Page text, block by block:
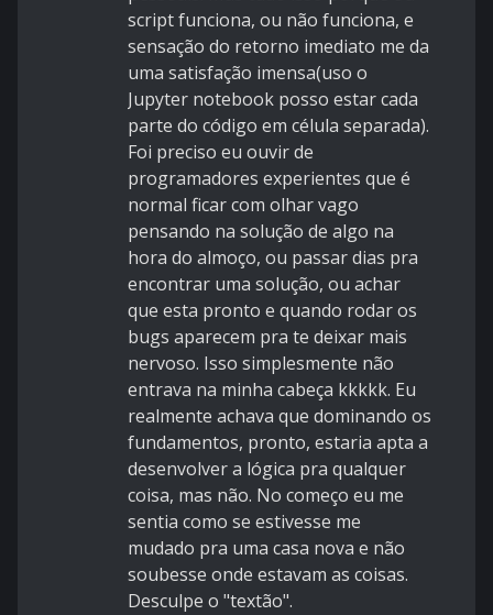
script funciona, ou não funciona, e
sensação do retorno imediato me da
uma satisfação imensa(uso o
Jupyter notebook posso estar cada
parte do código em célula separada).
Foi preciso eu ouvir de
programadores experientes que é
normal ficar com olhar vago
pensando na solução de algo na
hora do almoço, ou passar dias pra
encontrar uma solução, ou achar
que esta pronto e quando rodar os
bugs aparecem pra te deixar mais
nervoso. Isso simplesmente não
entrava na minha cabeça kkkkk. Eu
realmente achava que dominando os
fundamentos, pronto, estaria apta a
desenvolver a lógica pra qualquer
coisa, mas não. No começo eu me
sentia como se estivesse me
mudado pra uma casa nova e não
soubesse onde estavam as coisas.
Desculpe o "textão".